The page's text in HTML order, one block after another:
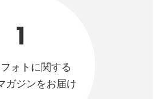
1
ォトに関する
ガジンをお届け